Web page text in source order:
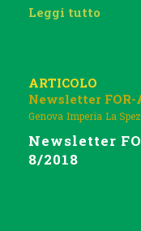
Leggi tutto
ARTICOLO
Newsletter FOR-
Genova Imperia La
Newsletter
8/2018